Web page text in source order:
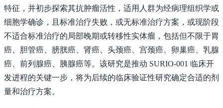
特征，并初步探索其抗肿瘤活性，适用人群为经病理组织学或
细胞学确诊，且标准治疗失败，或无标准治疗方案，或现阶段
不适合标准治疗的局部晚期或转移性实体瘤，包括但不限于胃
癌、胆管癌、膀胱癌、肾癌、头颈癌、宫颈癌、卵巢癌、乳腺
癌、前列腺癌、胰腺癌等。该研究是推动 SURIO-001 临床开
发进程的关键一步，将为后续的临床验证性研究确定合适的剂
量和治疗方案。